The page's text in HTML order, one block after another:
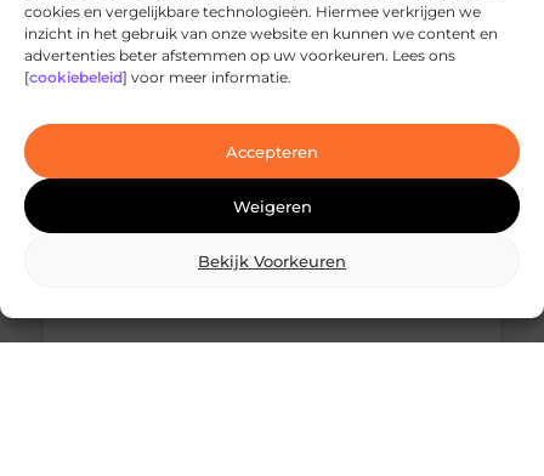
cookies en vergelijkbare technologieën. Hiermee verkrijgen we
inzicht in het gebruik van onze website en kunnen we content en
advertenties beter afstemmen op uw voorkeuren. Lees ons
[cookiebeleid] voor meer informatie.
Accepteren
Weigeren
Bekijk Voorkeuren
Ontdek de innovatieve behandelingen in
jouw stad
laserbehandelingen in Den Haag? Dan ben je hier